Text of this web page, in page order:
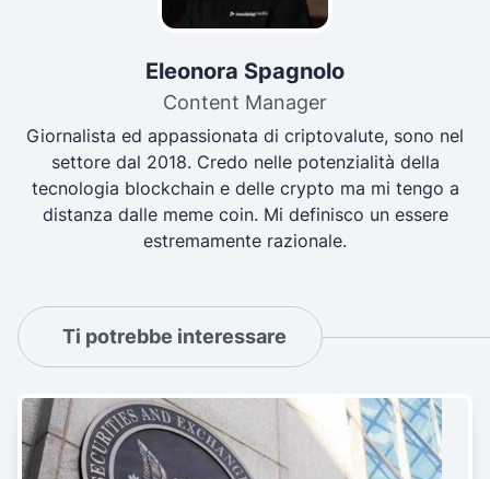
Eleonora Spagnolo
Content Manager
Giornalista ed appassionata di criptovalute, sono nel
settore dal 2018. Credo nelle potenzialità della
tecnologia blockchain e delle crypto ma mi tengo a
distanza dalle meme coin. Mi definisco un essere
estremamente razionale.
Ti potrebbe interessare